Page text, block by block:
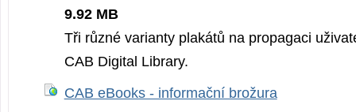
9.92 MB
Tři různé varianty plakátů na propagaci
CAB Digital Library.
CAB eBooks - informační brožura